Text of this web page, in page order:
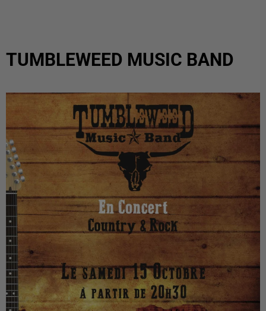
TUMBLEWEED MUSIC BAND